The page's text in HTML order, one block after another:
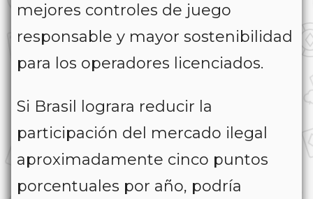
mejores controles de juego
responsable y mayor sostenibilidad
para los operadores licenciados.
Si Brasil lograra reducir la
participación del mercado ilegal
aproximadamente cinco puntos
porcentuales por año, podría